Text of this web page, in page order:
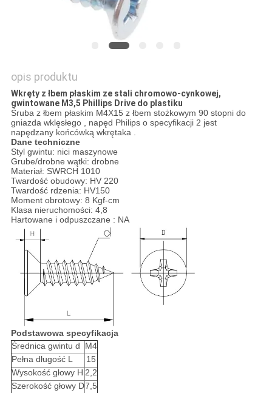
opis produktu
Wkręty z łbem płaskim ze stali chromowo-cynkowej,
gwintowane M3,5 Phillips Drive do plastiku
Śruba z łbem płaskim M4X15 z łbem stożkowym 90 stopni do
gniazda wklęsłego , napęd Philips o specyfikacji 2 jest
napędzany końcówką wkrętaka .
Dane techniczne
Styl gwintu: nici maszynowe
Grube/drobne wątki: drobne
Materiał: SWRCH 1010
Twardość obudowy: HV 220
Twardość rdzenia: HV150
Moment obrotowy: 8 Kgf-cm
Klasa nieruchomości: 4,8
Hartowane i odpuszczane : NA
Podstawowa specyfikacja
Średnica gwintu d
M4
Pełna długość L
15
Wysokość głowy H 2,2
Szerokość głowy D7,5